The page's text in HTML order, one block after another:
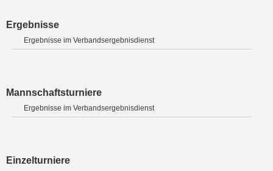
Ergebnisse
Ergebnisse im Verbandsergebnisdienst
Mannschaftsturniere
Ergebnisse im Verbandsergebnisdienst
Einzelturniere